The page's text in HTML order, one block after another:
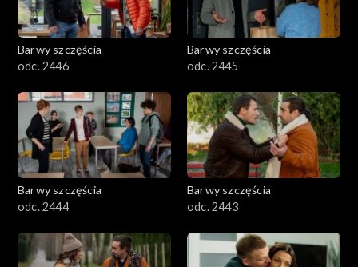
Barwy szczęścia
odc. 2446
Barwy szczęścia
odc. 2445
Barwy szczęścia
odc. 2444
Barwy szczęścia
odc. 2443